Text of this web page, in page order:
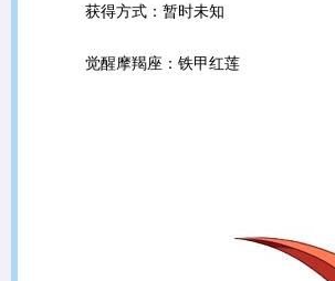
获得方式：暂时未知
觉醒摩羯座：铁甲红莲